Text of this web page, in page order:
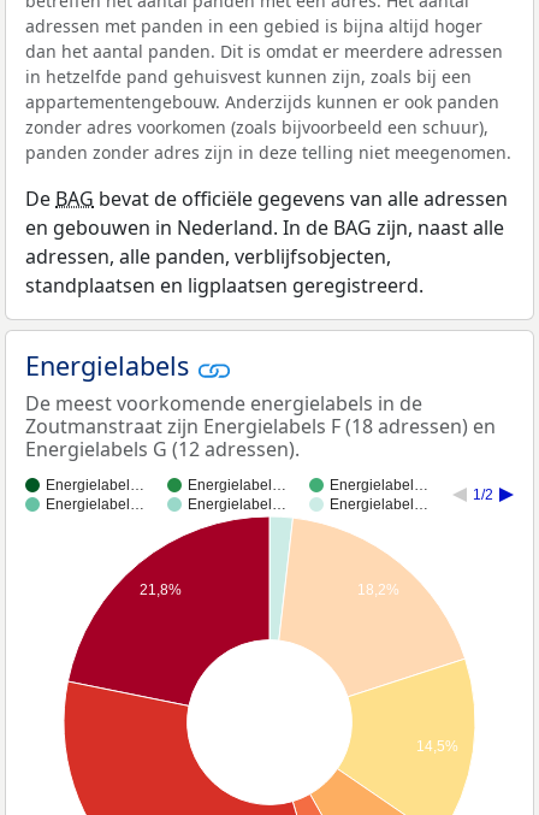
adressen met panden in een gebied is bijna altijd hoger
dan het aantal panden. Dit is omdat er meerdere adressen
in hetzelfde pand gehuisvest kunnen zijn, zoals bij een
appartementengebouw. Anderzijds kunnen er ook panden
zonder adres voorkomen (zoals bijvoorbeeld een schuur),
panden zonder adres zijn in deze telling niet meegenomen.
De BAG bevat de officiële gegevens van alle adressen
en gebouwen in Nederland. In de BAG zijn, naast alle
adressen, alle panden, verblijfsobjecten,
standplaatsen en ligplaatsen geregistreerd.
Energielabels
De meest voorkomende energielabels in de
Zoutmanstraat zijn Energielabels F (18 adressen) en
Energielabels G (12 adressen).
Energielabel… Energielabel…
Energielabel…
Energielabel…
Energielabel… Energielabel…
1/2
18,2%
14,5%
21,8%